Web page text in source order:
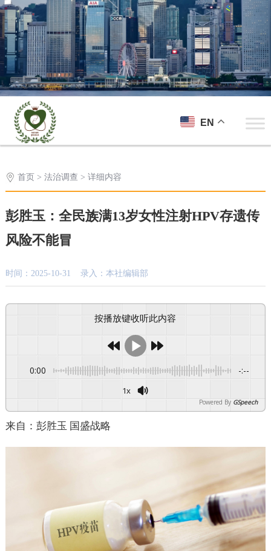
EN
首页 > 法治调查 > 详细内容
彭胜玉：全民族满13岁女性注射HPV存遗传
风险不能冒
时间：2025-10-31 录入：本社编辑部
按播放键收听此内容
0:00 -:--
1x
Powered By GSpeech
来自：彭胜玉 国盛战略